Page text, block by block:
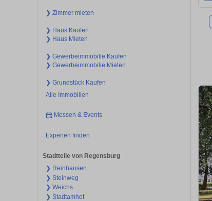
❯ Zimmer mieten
❯ Haus Kaufen
❯ Haus Mieten
❯ Gewerbeimmobilie Kaufen
❯ Gewerbeimmobilie Mieten
❯ Grundstück Kaufen
Alle Immobilien
Messen & Events
Experten finden
Stadtteile von Regensburg
❯ Reinhausen
❯ Steinweg
❯ Weichs
❯ Stadtamhof